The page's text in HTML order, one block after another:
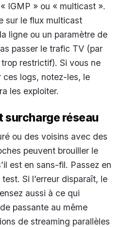
IGMP » ou « multicast ».
sur le flux multicast
ligne ou un paramètre de
passer le trafic TV (par
restrictif). Si vous ne
ces logs, notez-les, le
les exploiter.
surcharge réseau
ou des voisins avec des
peuvent brouiller le
est en sans-fil. Passez en
Si l’erreur disparaît, le
aussi à ce qui
passante au même
de streaming parallèles